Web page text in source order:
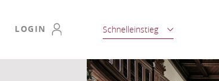
LOGIN Schnelleinstieg